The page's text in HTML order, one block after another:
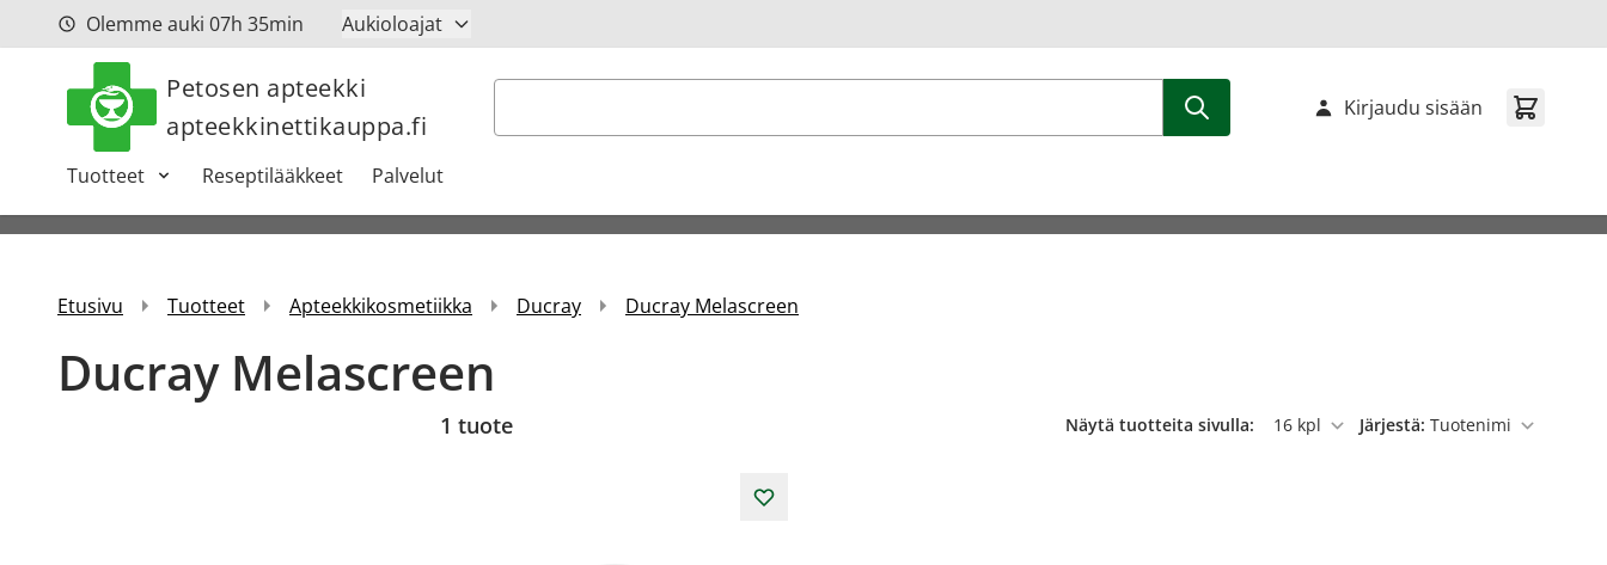
Siirry sisältöönOlemme auki 07h 35min Aukioloajat
Petosen apteekki
apteekkinettikauppa.fi
Haku
Tuotteet Reseptilääkkeet Palvelut
Kirjaudu sisään
Etusivu Tuotteet Apteekkikosmetiikka Ducray Ducray Melascreen
Ducray Melascreen
1 tuote Näytä tuotteita sivulla:
per sivu
Järjestä: